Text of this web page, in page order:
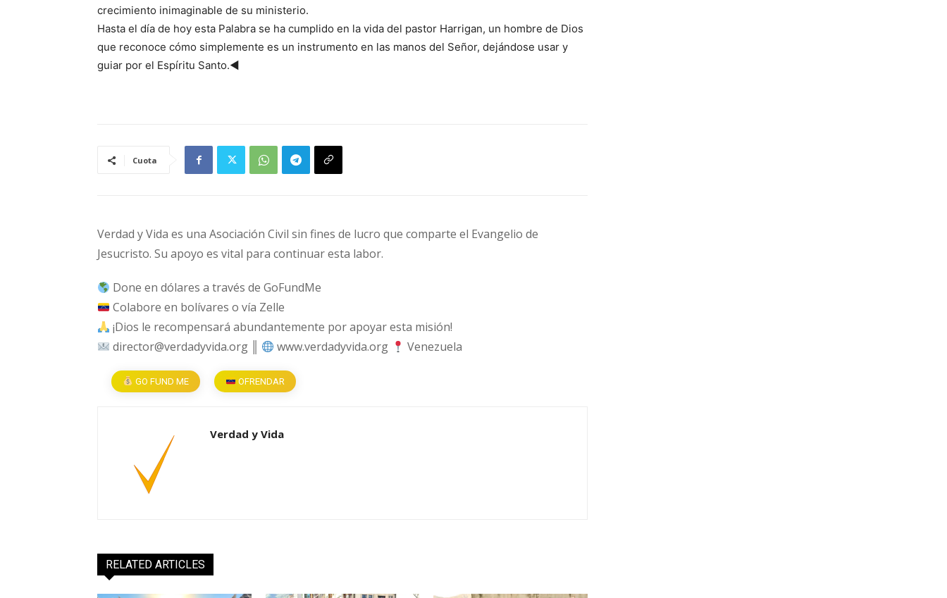
crecimiento inimaginable de su ministerio.
Hasta el día de hoy esta Palabra se ha cumplido en la vida del pastor Harrigan, un hombre de Dios
que reconoce cómo simplemente es un instrumento en las manos del Señor, dejándose usar y
guiar por el Espíritu Santo.◄
Cuota
Verdad y Vida es una Asociación Civil sin fines de lucro que comparte el Evangelio de
Jesucristo. Su apoyo es vital para continuar esta labor.
Done en dólares a través de GoFundMe
Colabore en bolívares o vía Zelle
¡Dios le recompensará abundantemente por apoyar esta misión!
director@verdadyvida.org ║
www.verdadyvida.org Venezuela
GO FUND ME OFRENDAR
Verdad y Vida
RELATED ARTICLES